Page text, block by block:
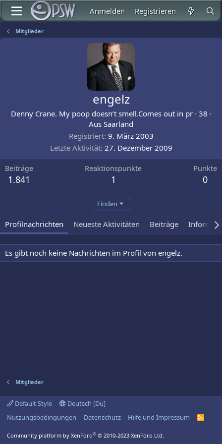
Anmelden Registrieren
Mitglieder
engelz
Denny Crane. My poop doesn’t smell.Comes out in pr · 38 ·
Aus Saarland
Registriert 9. März 2003
Letzte Aktivität 27. Dezember 2009
Beiträge
1.841
Reaktionspunkte
1
Punkte
0
Finden
Profilnachrichten Neueste Aktivitäten Beiträge
Es gibt noch keine Nachrichten im Profil von engelz.
Mitglieder
Default Style
Deutsch [Du]
Nutzungsbedingungen
Datenschutz Hilfe und Impressum
R
Community platform by XenForo® © 2010-2023 XenForo Ltd.